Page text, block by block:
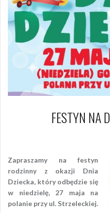
FESTYN NA
Zapraszamy na festyn
rodzinny z okazji Dnia
Dziecka, który odbędzie się
w niedzielę, 27 maja na
polanie przy ul. Strzeleckiej.